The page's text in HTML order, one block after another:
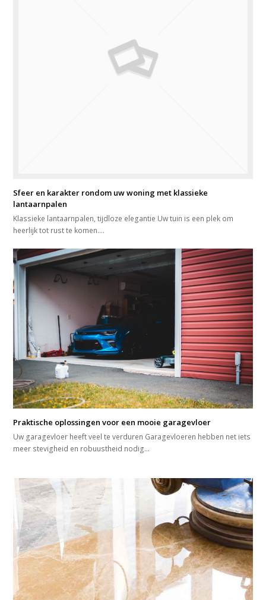
Sfeer en karakter rondom uw woning met klassieke
lantaarnpalen
Klassieke lantaarnpalen, tijdloze elegantie Uw tuin is een plek om
heerlijk tot rust te komen.…
Praktische oplossingen voor een mooie garagevloer
Uw garagevloer heeft veel te verduren Garagevloeren hebben net iets
meer stevigheid en robuustheid nodig…